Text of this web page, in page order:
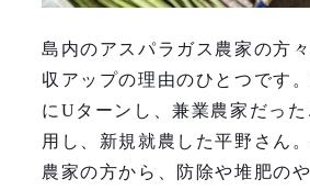
島内のアスパラガス農家の方
収アップの理由のひとつです
にUターンし、兼業農家だっ
用し、新規就農した平野さん
農家の方から、防除や堆肥の